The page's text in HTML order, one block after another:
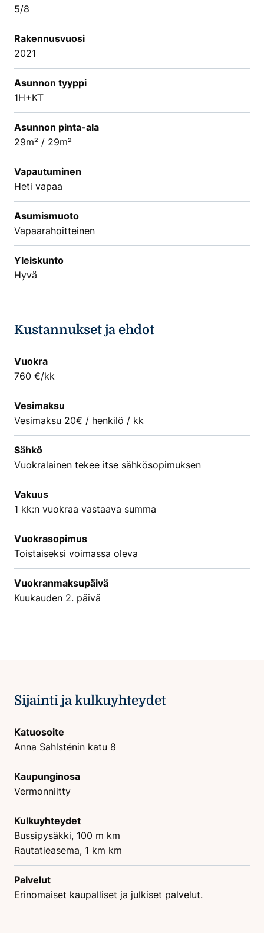
5/8
Rakennusvuosi
2021
Asunnon tyyppi
1H+KT
Asunnon pinta-ala
29m² / 29m²
Vapautuminen
Heti vapaa
Asumismuoto
Vapaarahoitteinen
Yleiskunto
Hyvä
Kustannukset ja ehdot
Vuokra
760 €/kk
Vesimaksu
Vesimaksu 20€ / henkilö / kk
Sähkö
Vuokralainen tekee itse sähkösopimuksen
Vakuus
1 kk:n vuokraa vastaava summa
Vuokrasopimus
Toistaiseksi voimassa oleva
Vuokranmaksupäivä
Kuukauden 2. päivä
Sijainti ja kulkuyhteydet
Katuosoite
Anna Sahlsténin katu 8
Kaupunginosa
Vermonniitty
Kulkuyhteydet
Bussipysäkki, 100 m km
Rautatieasema, 1 km km
Palvelut
Erinomaiset kaupalliset ja julkiset palvelut.